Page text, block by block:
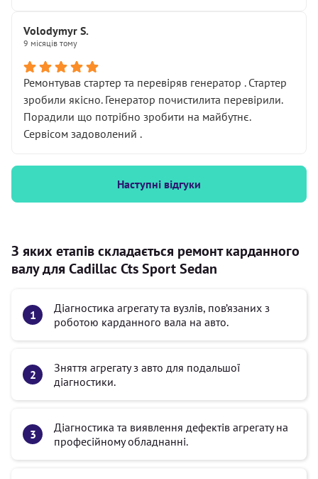
Volodymyr S.
9 місяців тому
Ремонтував стартер та перевіряв генератор . Стартер
зробили якісно. Генератор почистилита перевірили.
Порадили що потрібно зробити на майбутнє.
Сервісом задоволений .
Наступні відгуки
З яких етапів складається ремонт карданного
валу для Cadillac Cts Sport Sedan
Діагностика агрегату та вузлів, пов’язаних з
роботою карданного вала на авто.
Зняття агрегату з авто для подальшої
діагностики.
Діагностика та виявлення дефектів агрегату на
професійному обладнанні.